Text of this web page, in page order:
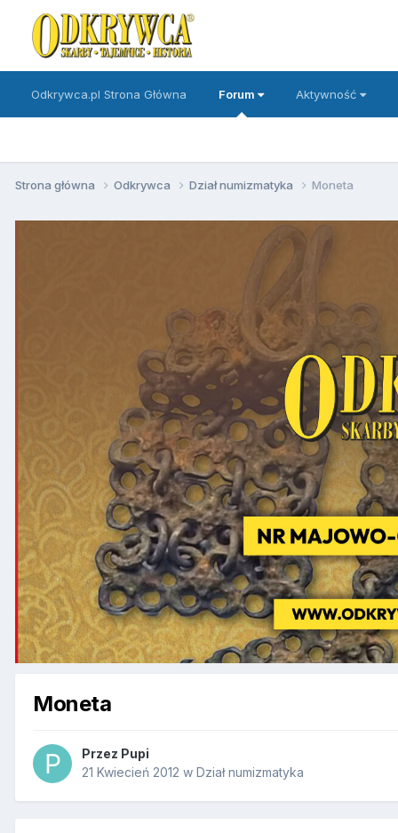
Odkrywca.pl Strona Główna Forum Aktywność
Strona główna Odkrywca Dział numizmatyka Moneta
Moneta
Przez Pupi
21 Kwiecień 2012 w Dział numizmatyka